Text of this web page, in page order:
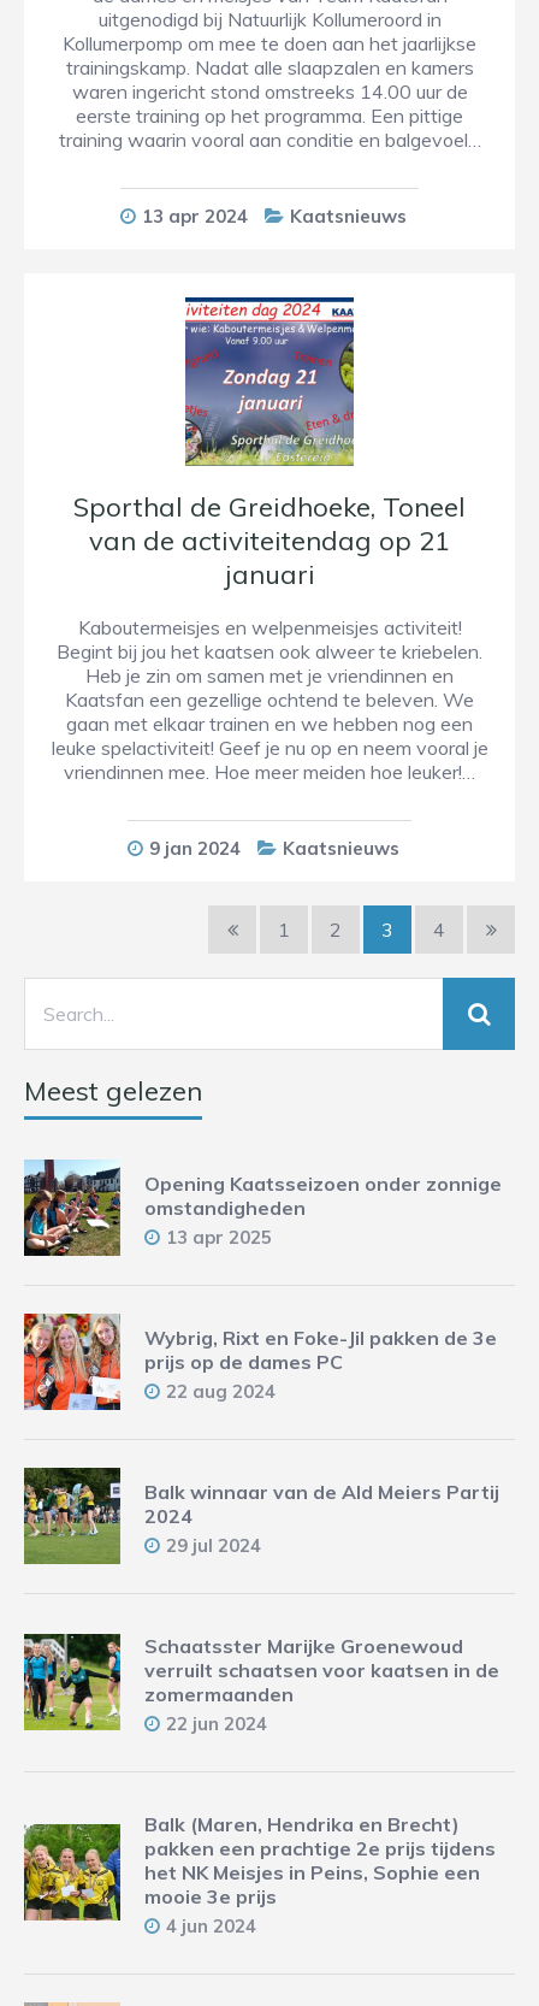
uitgenodigd bij Natuurlijk Kollumeroord in
Kollumerpomp om mee te doen aan het jaarlijkse
trainingskamp. Nadat alle slaapzalen en kamers
waren ingericht stond omstreeks 14.00 uur de
eerste training op het programma. Een pittige
training waarin vooral aan conditie en balgevoel…
13 apr 2024 Kaatsnieuws
Sporthal de Greidhoeke, Toneel
van de activiteitendag op 21
januari
Kaboutermeisjes en welpenmeisjes activiteit!
Begint bij jou het kaatsen ook alweer te kriebelen.
Heb je zin om samen met je vriendinnen en
Kaatsfan een gezellige ochtend te beleven. We
gaan met elkaar trainen en we hebben nog een
leuke spelactiviteit! Geef je nu op en neem vooral je
vriendinnen mee. Hoe meer meiden hoe leuker!…
9 jan 2024 Kaatsnieuws
1 2 3 4
Meest gelezen
Opening Kaatsseizoen onder zonnige
omstandigheden
13 apr 2025
Wybrig, Rixt en Foke-Jil pakken de 3e
prijs op de dames PC
22 aug 2024
Balk winnaar van de Ald Meiers Partij
2024
29 jul 2024
Schaatsster Marijke Groenewoud
verruilt schaatsen voor kaatsen in de
zomermaanden
22 jun 2024
Balk (Maren, Hendrika en Brecht)
pakken een prachtige 2e prijs tijdens
het NK Meisjes in Peins, Sophie een
mooie 3e prijs
4 jun 2024